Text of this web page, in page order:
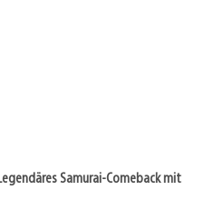
Samurai-Comeback mit